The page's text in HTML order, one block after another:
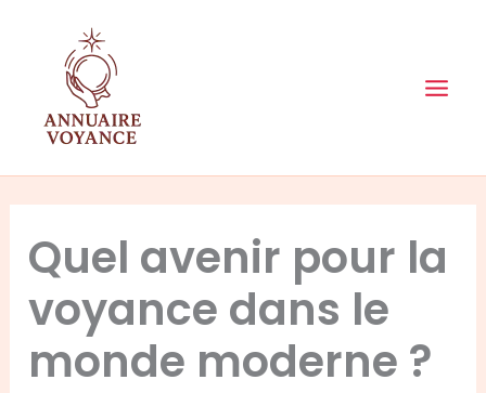
contenu
Quel avenir pour la
voyance dans le
monde moderne ?